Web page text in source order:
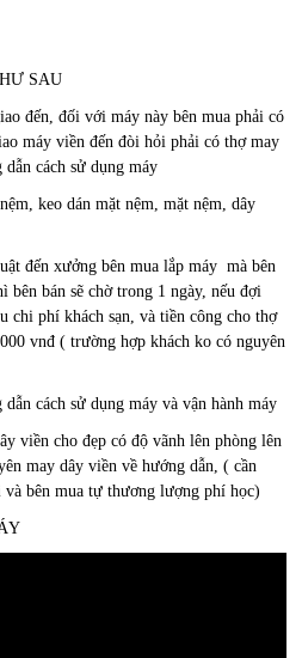
SAU
đến, đối với máy này bên mua phải có
máy viền đến đòi hỏi phải có thợ may
cách sử dụng máy
keo dán mặt nệm, mặt nệm, dây
đến xưởng bên mua lắp máy mà bên
bên bán sẽ chờ trong 1 ngày, nếu đợi
chi phí khách sạn, và tiền công cho thợ
vnđ ( trường hợp khách ko có nguyên
cách sử dụng máy và vận hành máy
viền cho đẹp có độ vãnh lên phòng lên
may dây viền về hướng dẫn, ( cần
bên mua tự thương lượng phí học)